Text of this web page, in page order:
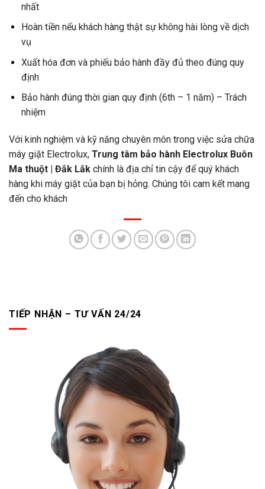
TIẾP NHẬN – TƯ VẤN 24/24
nhất
Hoàn tiền nếu khách hàng thật sự không hài lòng về dịch
vụ
Xuất hóa đơn và phiếu bảo hành đầy đủ theo đúng quy
định
Bảo hành đúng thời gian quy định (6th – 1 năm) – Trách
nhiệm
Với kinh nghiệm và kỹ năng chuyên môn trong việc sửa chữa
máy giặt Electrolux, Trung tâm bảo hành Electrolux Buôn
Ma thuột | Đắk Lắk chính là địa chỉ tin cậy để quý khách
hàng khi máy giặt của bạn bị hỏng. Chúng tôi cam kết mang
đến cho khách